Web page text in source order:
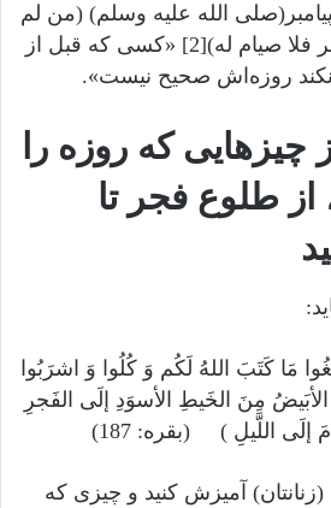
الله عليه وسلم) (من لم
یجمع الصیام قبل الفجر فلا صیام له)[2] «کسی که قبل از
روزه‌اش صحیح نیست».
چیزهایی که روزه را
طلوع فجر تا
مَا کَتَبَ اللهُ لَکُم وَ کُلُوا وَ اشرَبُوا
مِنَ الخَیطِ الأسوَدِ إلَی الفَجرِ
إلَی اللَّیلِ ) (بقره: 187)
آمیزش کنید و چیزی که